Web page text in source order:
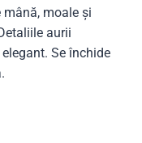
moale și
aurii
Se închide